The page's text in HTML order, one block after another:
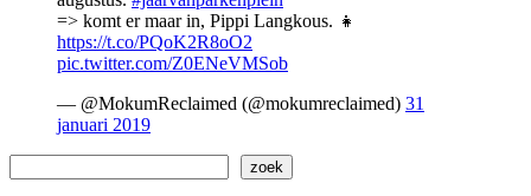
=> komt er maar in, Pippi Langkous. 👧
https://t.co/PQoK2R8oO2
pic.twitter.com/Z0ENeVMSob
— @MokumReclaimed (@mokumreclaimed) 31
januari 2019
zoek